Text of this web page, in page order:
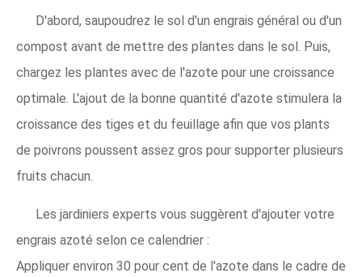
D'abord, saupoudrez le sol d'un engrais général ou d'un
compost avant de mettre des plantes dans le sol. Puis,
chargez les plantes avec de l'azote pour une croissance
optimale. L'ajout de la bonne quantité d'azote stimulera la
croissance des tiges et du feuillage afin que vos plants
de poivrons poussent assez gros pour supporter plusieurs
fruits chacun.
Les jardiniers experts vous suggèrent d'ajouter votre
engrais azoté selon ce calendrier :
Appliquer environ 30 pour cent de l'azote dans le cadre de